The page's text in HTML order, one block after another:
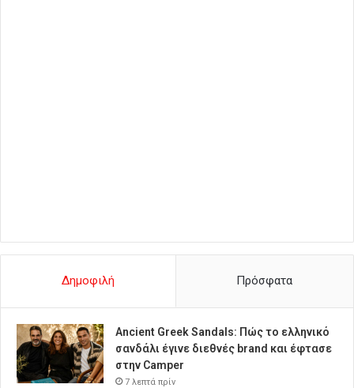
Δημοφιλή Πρόσφατα
Ancient Greek Sandals: Πώς το ελληνικό
σανδάλι έγινε διεθνές brand και έφτασε
στην Camper
7 λεπτά πρίν